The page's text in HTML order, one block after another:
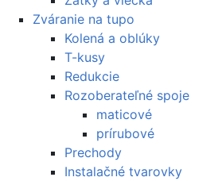
Zváranie na tupo
Kolená a oblúky
T-kusy
Redukcie
Rozoberateľné spoje
maticové
prírubové
Prechody
Instalačné tvarovky